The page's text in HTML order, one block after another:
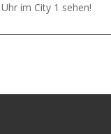
im City 1 sehen!